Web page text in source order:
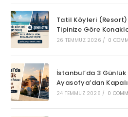
Tatil Köyleri (Resort)
Tipinize Göre
26 TEMMUZ 2026 / 0
İstanbul’da 3
Ayasofya’dan
24 TEMMUZ 2026 / 0